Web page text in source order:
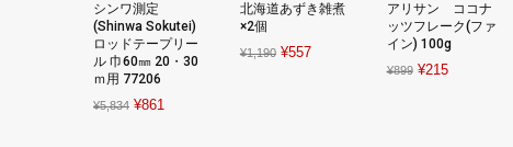
シンワ測定
(Shinwa Sokutei)
ロッドテープリー
ル 巾60㎜ 20・30
ｍ用 77206
¥5,834 Original
¥861
北海道あずき雑煮
×2個
¥1,190 Original
¥557Current
アリサン ココナ
ッツフレーク(ファ
イン) 100g
¥899 Original
¥215Current